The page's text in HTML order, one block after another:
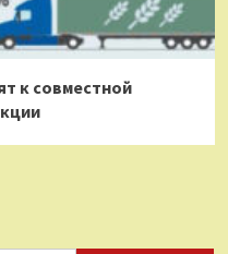
к совместной